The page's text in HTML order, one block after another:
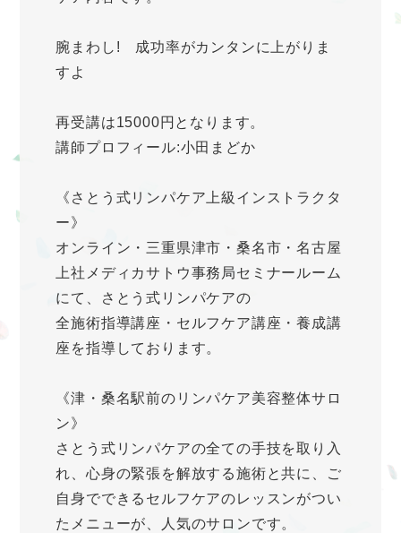
腕まわし! 成功率がカンタンに上がりま
すよ
再受講は15000円となります。
講師プロフィール:小田まどか
《さとう式リンパケア上級インストラクタ
ー》
オンライン・三重県津市・桑名市・名古屋
上社メディカサトウ事務局セミナールーム
にて、さとう式リンパケアの
全施術指導講座・セルフケア講座・養成講
座を指導しております。
《津・桑名駅前のリンパケア美容整体サロ
ン》
さとう式リンパケアの全ての手技を取り入
れ、心身の緊張を解放する施術と共に、ご
自身でできるセルフケアのレッスンがつい
たメニューが、人気のサロンです。